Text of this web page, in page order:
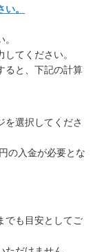
。
てください。
ると、下記の計算
選択してくださ
の入金が必要とな
でも目安としてご